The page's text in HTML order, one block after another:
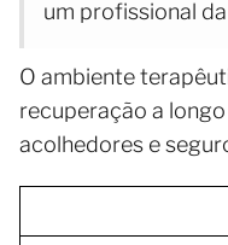
um profissional
O ambiente
recuperação a
acolhedores e